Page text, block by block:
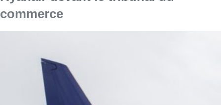
commerce